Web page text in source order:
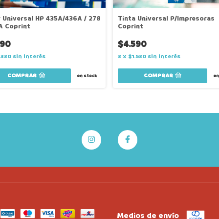
Universal HP 435A/436A / 278
Coprint
sin interés
en stock
Tinta Universal P/Impresoras
Coprint
$4.590
3 x $1.530 sin interés
COMPRAR
Medios de envío